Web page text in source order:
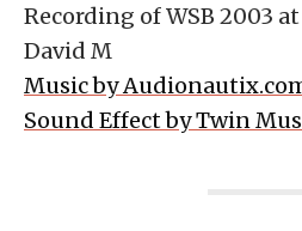
Recording of WSB 2003
David M
Music by
Sound Effect by Twin